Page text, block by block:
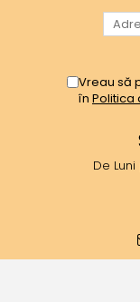
Vreau să
în Politica
De